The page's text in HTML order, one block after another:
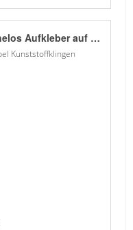
Der MTS Schaber entfernt mühelos Aufkleber auf allen festen Oberflächen. Durch die Kunststoffklinge, die zwar eine scharfe Kannte hat aber im Vergleich zu einer Metallklinge viel weicher ist, würde diese eher stumpf werden anstatt die Oberfläche zu beschädigen. Mit dieser Klinge können auch Aufkleber auf heiklen Oberflächen gefahrlos entfernt werden. Die zweiseitigen Klingen lassen sich schnell und einfach drehen oder auswechseln.
Kunststoffklingen